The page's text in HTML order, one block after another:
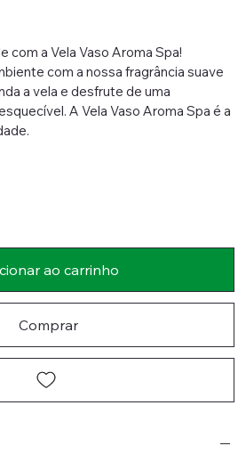
com a Vela Vaso Aroma Spa!
com a nossa fragrância suave
a vela e desfrute de uma
A Vela Vaso Aroma Spa é a
ao carrinho
Comprar